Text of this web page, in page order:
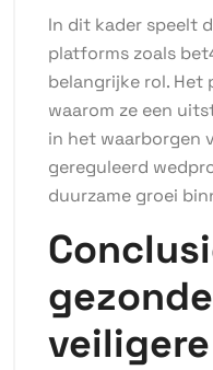
In dit kader speelt
platforms zoals
belangrijke rol.
waarom ze een
in het waarborgen
gereguleerd
duurzame groei